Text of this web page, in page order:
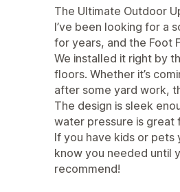
The Ultimate Outdoor
I’ve been looking for a
for years, and the Foot
We installed it right by
floors. Whether it’s
after some yard work,
The design is sleek
water pressure is great
If you have kids or pets
know you needed until
recommend!